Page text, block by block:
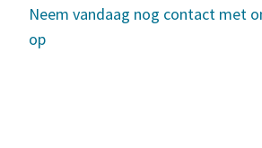
Neem vandaag nog contact met
op